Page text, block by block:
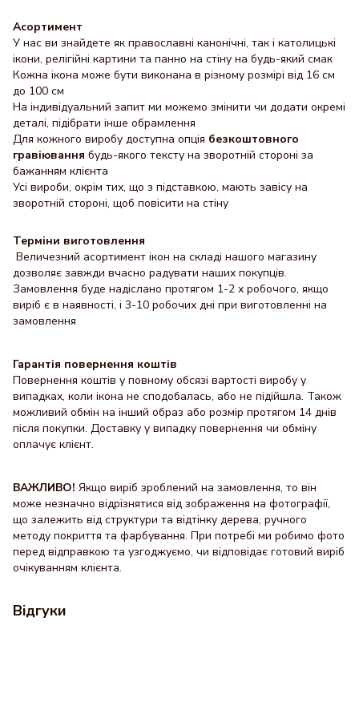
Асортимент
У нас ви знайдете як православні канонічні, так і католицькі
ікони, релігійні картини та панно на стіну на будь-який смак
Кожна ікона може бути виконана в різному розмірі від 16 см
до 100 см
На індивідуальний запит ми можемо змінити чи додати окремі
деталі, підібрати інше обрамлення
Для кожного виробу доступна опція безкоштовного
гравіювання будь-якого тексту на зворотній стороні за
бажанням клієнта
Усі вироби, окрім тих, що з підставкою, мають завісу на
зворотній стороні, щоб повісити на стіну
Терміни виготовлення
Величезний асортимент ікон на складі нашого магазину
дозволяє завжди вчасно радувати наших покупців.
Замовлення буде надіслано протягом 1-2 х робочого, якщо
виріб є в наявності, і 3-10 робочих дні при виготовленні на
замовлення
Гарантія повернення коштів
Повернення коштів у повному обсязі вартості виробу у
випадках, коли ікона не сподобалась, або не підійшла. Також
можливий обмін на інший образ або розмір протягом 14 днів
після покупки. Доставку y випадку повернення чи обміну
оплачує клієнт.
ВАЖЛИВО! Якщо виріб зроблений на замовлення, то він
може незначно відрізнятися від зображення на фотографії,
що залежить від структури та відтінку дерева, ручного
методу покриття та фарбування. При потребі ми робимо фото
перед відправкою та узгоджуємо, чи відповідає готовий виріб
очікуванням клієнта.
Відгуки